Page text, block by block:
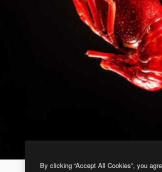
By clicking “Accept All Cookies”, you